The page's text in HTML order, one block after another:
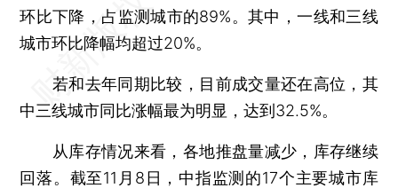
环比下降，占监测城市的89%。其中，一线和三线
城市环比降幅均超过20%。
若和去年同期比较，目前成交量还在高位，其
中三线城市同比涨幅最为明显，达到32.5%。
从库存情况来看，各地推盘量减少，库存继续
回落。截至11月8日，中指监测的17个主要城市库